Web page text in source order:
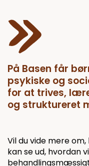
På Basen får
psykiske og
for at trives,
og struktureret
Vil du vide mere
kan se ud, hvordan